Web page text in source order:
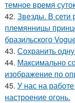
темное время
42. Звезды. В сети
племянницы
бразильского
43. Сохранить
44. Максимально
изображение по
45. У нас на
настроение огонь.